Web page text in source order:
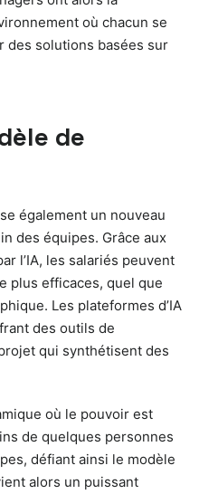
où chacun se
des solutions basées sur
de
également un nouveau
des équipes. Grâce aux
l’IA, les salariés peuvent
plus efficaces, quel que
Les plateformes d’IA
des outils de
qui synthétisent des
où le pouvoir est
de quelques personnes
défiant ainsi le modèle
alors un puissant